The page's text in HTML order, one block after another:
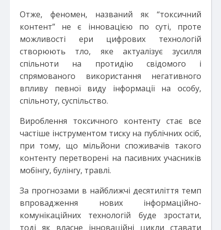
Отже, феномен, названий як “токсичний
контент” не є інновацією по суті, проте
можливості ери цифрових технологій
створюють тло, яке актуалізує зусилля
спільноти на протидію свідомого і
спрямованого використання негативного
впливу певної виду інформації на особу,
спільноту, суспільство.
Вироблення токсичного контенту стає все
частіше інструментом тиску на публічних осіб,
при тому, що мільйони споживачів такого
контенту перетворені на пасивних учасників
мобінгу, булінгу, травлі.
За прогнозами в найближчі десятиліття темп
впровадження нових інформаційно-
комунікаційних технологій буде зростати,
тоді як власне інноваційні цикли ставати